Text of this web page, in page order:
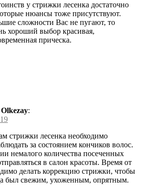
у стрижки лесенка достаточно
нюансы тоже присутствуют.
сложности Вас не пугают, то
хороший выбор красивая,
прическа.
Olkezay:
стрижки лесенка необходимо
за состоянием кончиков волос.
немалого количества посеченных
в салон красоты. Время от
делать коррекцию стрижки, чтобы
был свежим, ухоженным, опрятным.